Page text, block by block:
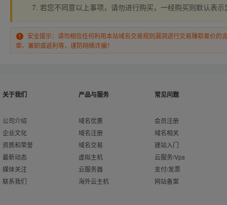
若您不同意以上事项，请勿进行购买，一经购买则默认表
安全提示：请勿相信任何利用本站域名交易规则漏洞进行交易赚取差价的
单、兼职或返利等，谨防网络诈骗！
关于我们
公司介绍
企业文化
资质和荣誉
最新动态
媒体关注
联系我们
产品与服务
域名优惠
域名注册
域名交易
虚拟主机
云服务器
海外云主机
常见问题
会员注册
域名相关
建站入门
云服务/Vps
支付/发票
网站备案